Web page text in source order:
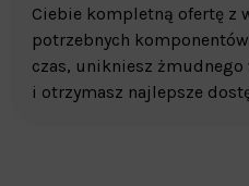
Ciebie kompletną ofertę z
potrzebnych
czas, unikniesz
i otrzymasz najlepsze